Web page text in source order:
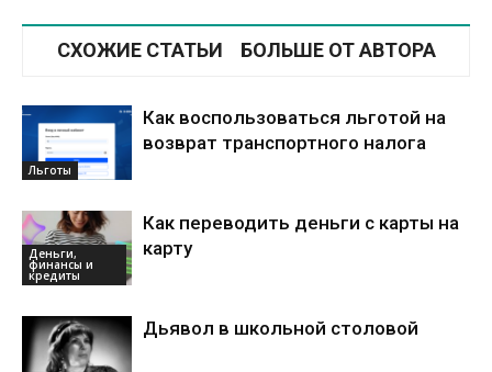
СХОЖИЕ СТАТЬИ БОЛЬШЕ ОТ АВТОРА
Льготы
Как воспользоваться льготой на
возврат транспортного налога
Деньги,
финансы и
кредиты
Как переводить деньги с карты на
карту
Дьявол в школьной столовой